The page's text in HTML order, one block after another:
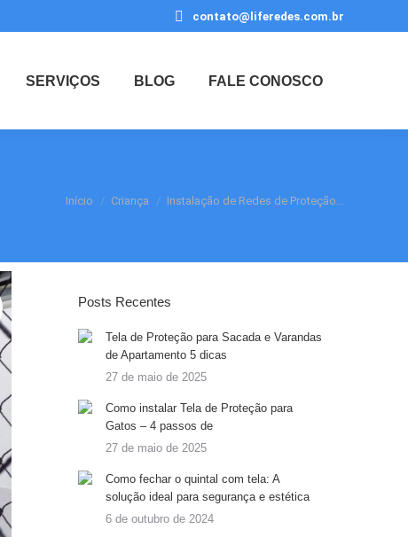
contato@liferedes.com.br
SERVIÇOS BLOG FALE CONOSCO
Você está aqui:
Início Criança Instalação de Redes de Proteção…
Posts Recentes
Tela de Proteção para Sacada e Varandas
de Apartamento 5 dicas
27 de maio de 2025
Como instalar Tela de Proteção para
Gatos – 4 passos de
27 de maio de 2025
Como fechar o quintal com tela: A
solução ideal para segurança e estética
6 de outubro de 2024